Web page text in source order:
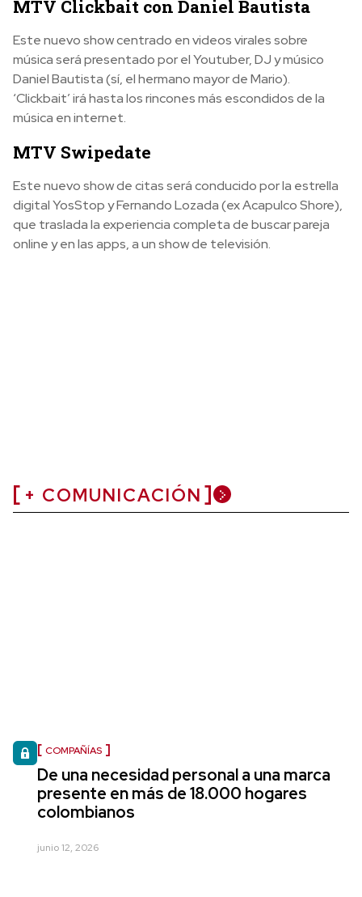
MTV Clickbait con Daniel Bautista
Este nuevo show centrado en videos virales sobre
música será presentado por el Youtuber, DJ y músico
Daniel Bautista (sí, el hermano mayor de Mario).
‘Clickbait’ irá hasta los rincones más escondidos de la
música en internet.
MTV Swipedate
Este nuevo show de citas será conducido por la estrella
digital YosStop y Fernando Lozada (ex Acapulco Shore),
que traslada la experiencia completa de buscar pareja
online y en las apps, a un show de televisión.
+ COMUNICACIÓN
COMPAÑÍAS
De una necesidad personal a una marca
presente en más de 18.000 hogares
colombianos
junio 12, 2026